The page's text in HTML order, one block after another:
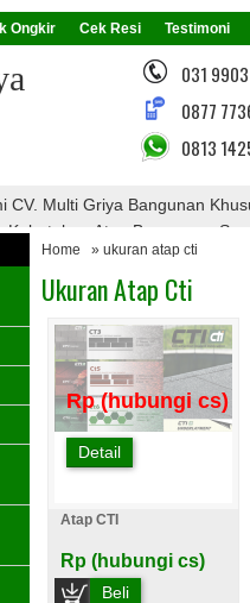
Ongkir Cek Resi Testimoni
031
0877
0813
CV. Multi Griya Bangunan
Atap Bangunan,
Atap PVC, Atap
Menarik Dari Kami
Home » ukuran atap cti
Ukuran Atap Cti
Rp (hubungi cs)
Detail
Atap CTI
Rp (hubungi cs)
Beli